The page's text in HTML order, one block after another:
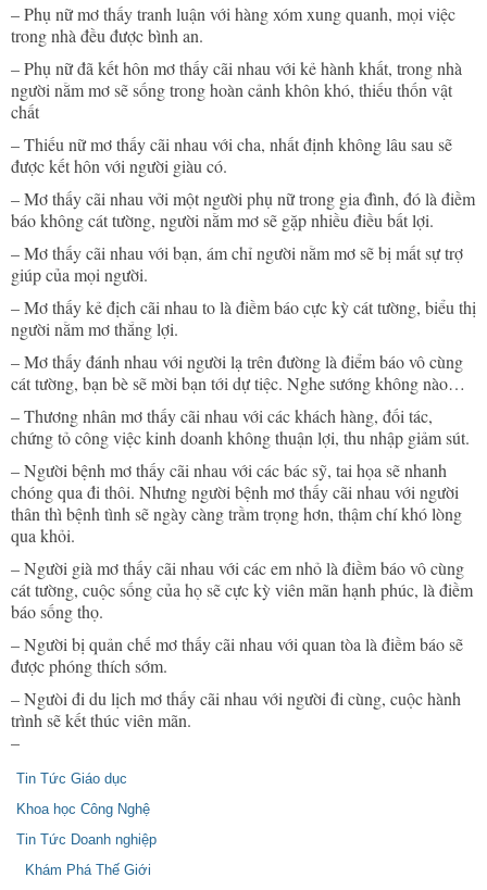
– Phụ nữ mơ thấy tranh luận với hàng xóm xung quanh, mọi việc
trong nhà đều được bình an.
– Phụ nữ đã kết hôn mơ thấy cãi nhau với kẻ hành khất, trong nhà
người nằm mơ sẽ sống trong hoàn cảnh khôn khó, thiếu thốn vật
chất
– Thiếu nữ mơ thấy cãi nhau với cha, nhất định không lâu sau sẽ
được kết hôn với người giàu có.
– Mơ thấy cãi nhau vởi một người phụ nữ trong gia đình, đó là điềm
báo không cát tường, người nằm mơ sẽ gặp nhiều điều bất lợi.
– Mơ thấy cãi nhau với bạn, ám chỉ người nằm mơ sẽ bị mất sự trợ
giúp của mọi người.
– Mơ thấy kẻ địch cãi nhau to là điềm báo cực kỳ cát tường, biểu thị
người nằm mơ thắng lợi.
– Mơ thấy đánh nhau với người lạ trên đường là điểm báo vô cùng
cát tường, bạn bè sẽ mời bạn tới dự tiệc. Nghe sướng không nào…
– Thương nhân mơ thấy cãi nhau với các khách hàng, đối tác,
chứng tỏ công việc kinh doanh không thuận lợi, thu nhập giảm sút.
– Người bệnh mơ thấy cãi nhau với các bác sỹ, tai họa sẽ nhanh
chóng qua đi thôi. Nhưng người bệnh mơ thấy cãi nhau với người
thân thì bệnh tình sẽ ngày càng trầm trọng hơn, thậm chí khó lòng
qua khỏi.
– Người già mơ thấy cãi nhau với các em nhỏ là điềm báo vô cùng
cát tường, cuộc sống của họ sẽ cực kỳ viên mãn hạnh phúc, là điềm
báo sống thọ.
– Người bị quản chế mơ thấy cãi nhau với quan tòa là điềm báo sẽ
được phóng thích sớm.
– Ngưòi đi du lịch mơ thấy cãi nhau với người đi cùng, cuộc hành
trình sẽ kết thúc viên mãn.
–
Tin Tức Giáo dục
Khoa học Công Nghệ
Tin Tức Doanh nghiệp
Khám Phá Thế Giới